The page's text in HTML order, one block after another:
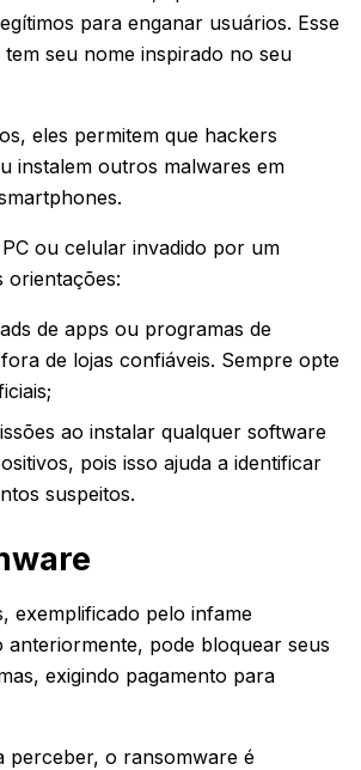
para enganar usuários. Esse
seu nome inspirado no seu
eles permitem que hackers
instalem outros malwares em
ou celular invadido por um
orientações:
de apps ou programas de
de lojas confiáveis. Sempre opte
ao instalar qualquer software
pois isso ajuda a identificar
suspeitos.
exemplificado pelo infame
anteriormente, pode bloquear seus
exigindo pagamento para
perceber, o ransomware é